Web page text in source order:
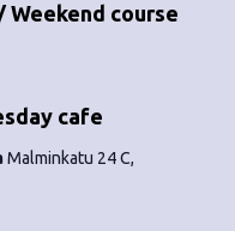
course
cafe
Malminkatu 24 C,